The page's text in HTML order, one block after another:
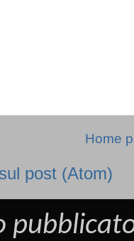
Home
post (Atom)